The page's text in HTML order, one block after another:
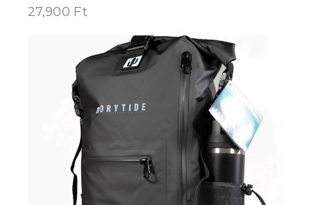
27,900 Ft